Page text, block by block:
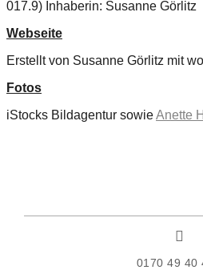
017.9) Inhaberin: Susanne Görlitz
Webseite
Erstellt von Susanne Görlitz mit
Fotos
iStocks Bildagentur sowieAnette
0170 49 40